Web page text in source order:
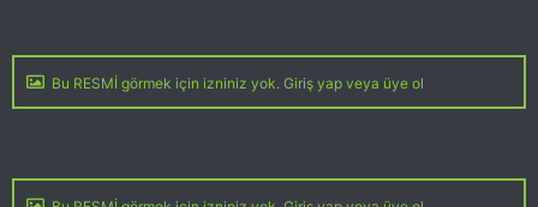
Bu RESMİ görmek için izniniz yok. Giriş yap veya üye ol